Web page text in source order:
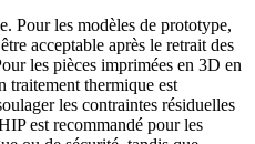
Pour les modèles de prototype,
acceptable après le retrait des
les pièces imprimées en 3D en
traitement thermique est
les contraintes résiduelles
est recommandé pour les